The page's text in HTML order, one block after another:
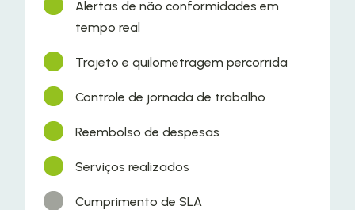
Alertas de não conformidades em
tempo real
Trajeto e quilometragem percorrida
Controle de jornada de trabalho
Reembolso de despesas
Serviços realizados
Cumprimento de SLA